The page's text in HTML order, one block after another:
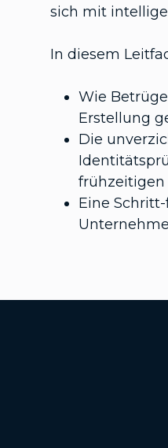
sich mit
In diesem
Wie
Erstellung
Die
frühzeitigen
Eine